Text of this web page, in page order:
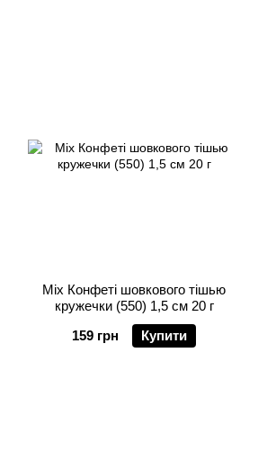
Mix Конфеті шовкового тішью
кружечки (550) 1,5 см 20 г
159 грн
Купити